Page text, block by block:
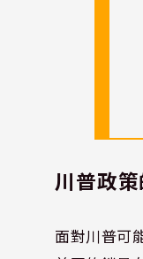
川普政
面對川普可